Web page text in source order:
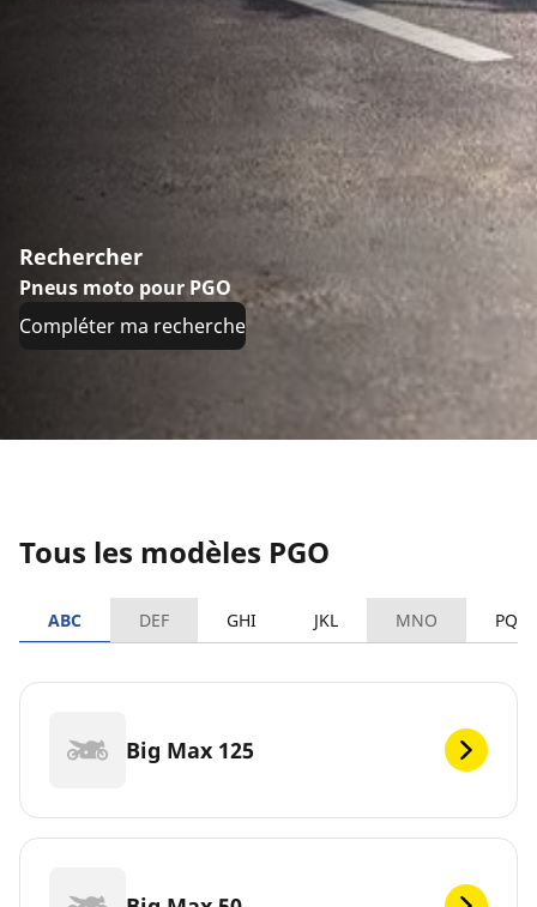
Rechercher
Pneus moto pour PGO
Compléter ma recherche
Tous les modèles PGO
ABC DEF GHI JKL MNO PQRS
Big Max 125